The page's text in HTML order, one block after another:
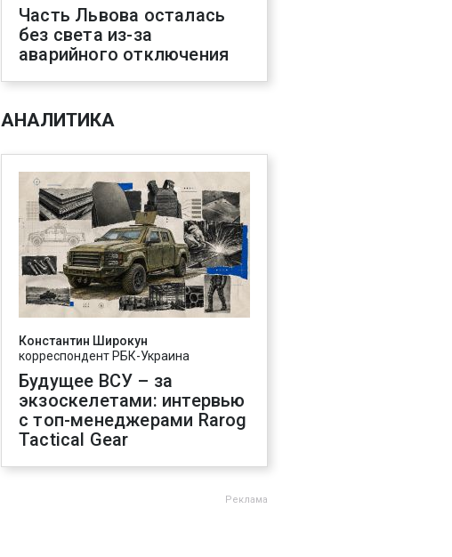
Часть Львова осталась
без света из-за
аварийного отключения
АНАЛИТИКА
Константин Широкун
корреспондент РБК-Украина
Будущее ВСУ – за
экзоскелетами: интервью
с топ-менеджерами Rarog
Tactical Gear